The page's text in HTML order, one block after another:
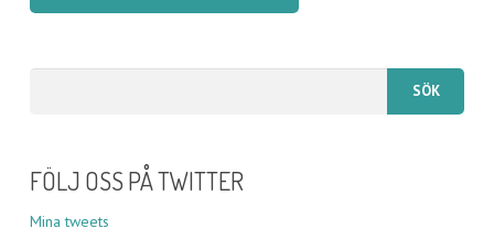
FÖLJ OSS PÅ TWITTER
Mina tweets